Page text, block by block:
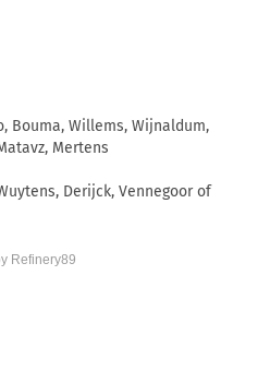
Bouma, Willems, Wijnaldum,
Mertens
Derijck, Vennegoor of
Refinery89